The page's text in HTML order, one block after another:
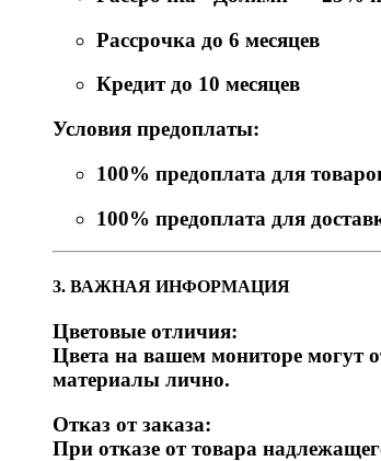
Рассрочка до 6 месяцев
Кредит до 10 месяцев
Условия предоплаты:
100% предоплата для
100% предоплата для
3. ВАЖНАЯ ИНФОРМАЦИЯ
Цветовые отличия:
Цвета на вашем мониторе могут
материалы лично.
Отказ от заказа:
При отказе от товара